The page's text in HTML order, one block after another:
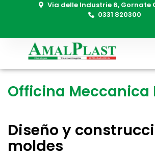
Via delle Industrie 6, Gornate
0331 820300
Officina Meccanica
Diseño y
moldes